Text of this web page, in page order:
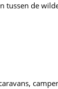
tussen de